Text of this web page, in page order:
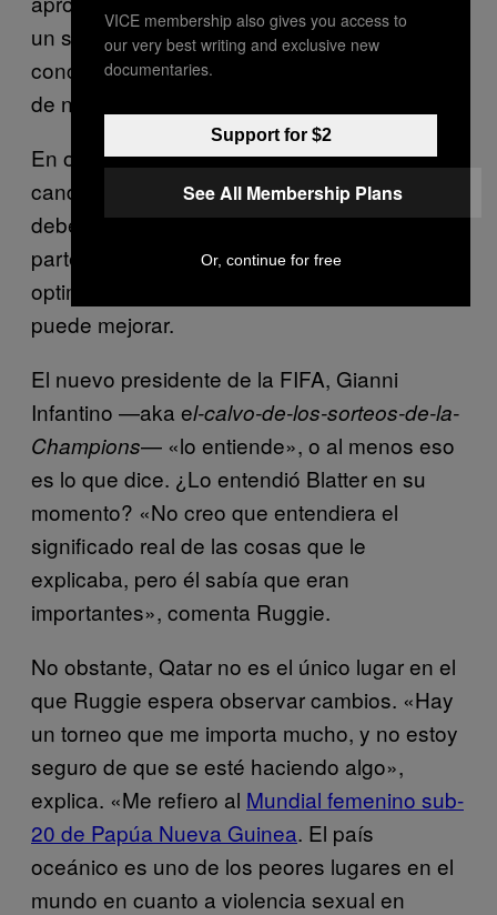
un seguimiento, entonces quizás le hubieran
concedido el Mundial. De lo contrario, nada
de nada», sentencia Ruggie.
En otras palabras, el proceso de las
candidaturas para los futuros Mundiales
debería ser muchísimo más exigebte por
parte de la FIFA. Ruggie, no obstante, es
optimista y piensa que la situación en Qatar
puede mejorar.
El nuevo presidente de la FIFA, Gianni
Infantino —aka el-calvo-de-los-sorteos-de-la-
Champions— «lo entiende», o al menos eso
es lo que dice. ¿Lo entendió Blatter en su
momento? «No creo que entendiera el
significado real de las cosas que le
explicaba, pero él sabía que eran
importantes», comenta Ruggie.
No obstante, Qatar no es el único lugar en el
que Ruggie espera observar cambios. «Hay
un torneo que me importa mucho, y no estoy
seguro de que se esté haciendo algo»,
explica. «Me refiero al Mundial femenino sub-
20 de Papúa Nueva Guinea. El país
oceánico es uno de los peores lugares en el
mundo en cuanto a violencia sexual en
VICE membership also gives you access to
our very best writing and exclusive new
documentaries.
Support for $2
See All Membership Plans
Or, continue for free